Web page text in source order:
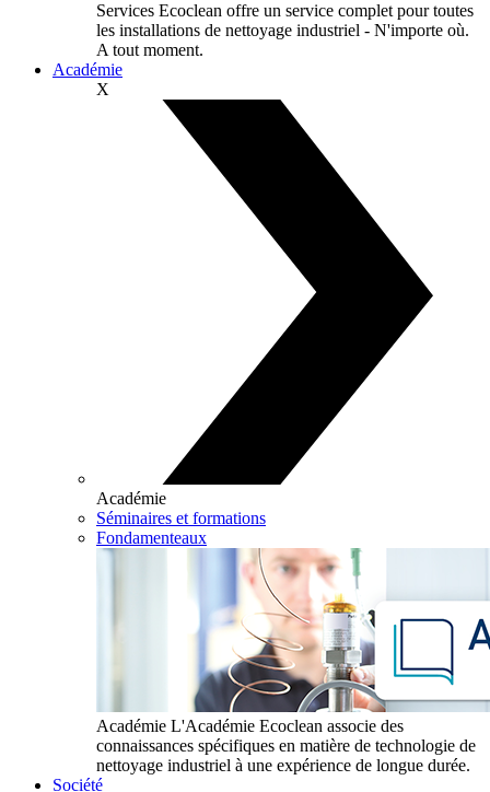
Services Ecoclean offre un service complet pour toutes
les installations de nettoyage industriel - N'importe où.
A tout moment.
Académie
X
Académie
Séminaires et formations
Fondamenteaux
Académie L'Académie Ecoclean associe des
connaissances spécifiques en matière de technologie de
nettoyage industriel à une expérience de longue durée.
Société